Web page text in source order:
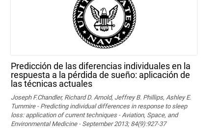
Predicción de las diferencias individuales en la
respuesta a la pérdida de sueño: aplicación de
las técnicas actuales
Joseph F.Chandler, Richard D. Arnold, Jeffrey B. Phillips, Ashley E.
Turnmire - Predicting individual differences in response to sleep
loss: application of current techniques - Aviation, Space, and
Environmental Medicine - September 2013; 84(9):927-37